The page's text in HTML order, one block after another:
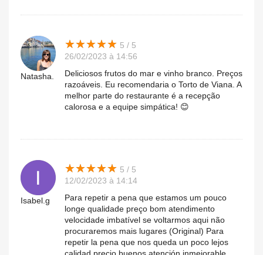
Natasha.
★★★★★
★★★★★ 5 / 5
26/02/2023 à 14:56
Deliciosos frutos do mar e vinho branco. Preços
razoáveis. Eu recomendaria o Torto de Viana. A
melhor parte do restaurante é a recepção
calorosa e a equipe simpática! 😊
Isabel.g
★★★★★
★★★★★ 5 / 5
12/02/2023 à 14:14
Para repetir a pena que estamos um pouco
longe qualidade preço bom atendimento
velocidade imbatível se voltarmos aqui não
procuraremos mais lugares (Original) Para
repetir la pena que nos queda un poco lejos